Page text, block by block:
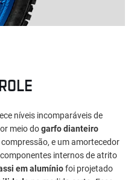
níveis incomparáveis de
meio dogarfo dianteiro
e um amortecedor
internos de atrito
em alumíniofoi projetado